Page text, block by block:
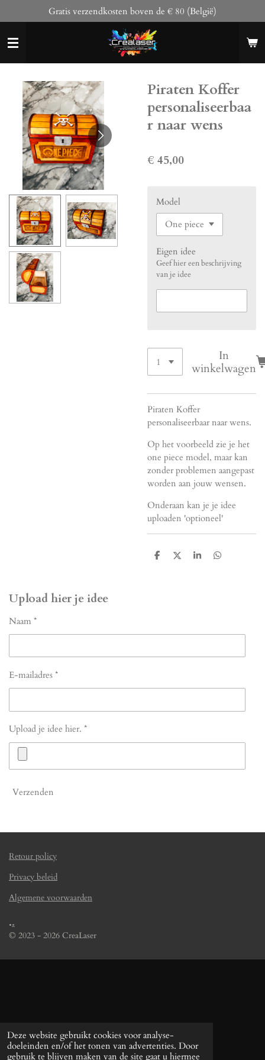
Deze website gebruikt cookies voor analyse-
doeleinden en/of het tonen van advertenties. Door
gebruik te blijven maken van de site gaat u hiermee
direct
naar
de
hoofdinhoud
Gratis verzendkosten boven de € 80 (België)
Piraten Koffer
personaliseerbaa
r naar wens
€ 45,00
Model
Eigen idee
Geef hier een beschrijving
van je idee
In
winkelwagen
Piraten Koffer
personaliseerbaar naar wens.
Op het voorbeeld zie je het
one piece model, maar kan
zonder problemen aangepast
worden aan jouw wensen.
Onderaan kan je je idee
uploaden 'optioneel'
D
D
S
D
Upload hier je idee
Naam *
E-mailadres *
Upload je idee hier. *
Verzenden
Retour policy
Privacy beleid
Algemene voorwaarden
..
© 2023 - 2026 CreaLaser